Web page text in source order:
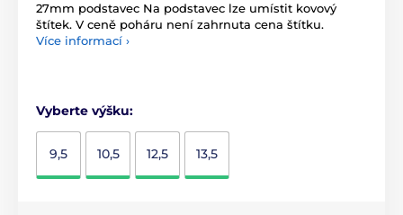
27mm podstavec Na podstavec lze umístit kovový
štítek. V ceně poháru není zahrnuta cena štítku.
Více informací ›
Vyberte výšku:
9,5 10,5 12,5 13,5